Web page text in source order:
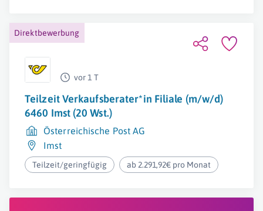
Direktbewerbung
vor 1 T
Teilzeit Verkaufsberater*in Filiale (m/w/d)
6460 Imst (20 Wst.)
Österreichische Post AG
Imst
Teilzeit/geringfügig ab 2.291,92€ pro Monat